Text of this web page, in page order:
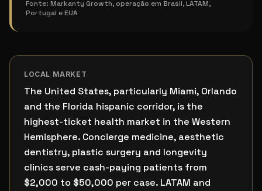
Fonte: Markanty Growth, operação em Brasil, LATAM,
Portugal e EUA
LOCAL MARKET
The United States, particularly Miami, Orlando
and the Florida hispanic corridor, is the
highest-ticket health market in the Western
Hemisphere. Concierge medicine, aesthetic
dentistry, plastic surgery and longevity
clinics serve cash-paying patients from
$2,000 to $50,000 per case. LATAM and